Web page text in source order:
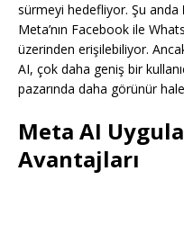
sürmeyi hedefliyor. Şu anda
Meta’nın Facebook ile
üzerinden erişilebiliyor.
AI, çok daha geniş bir
pazarında daha görünür
Meta AI
Avantajları